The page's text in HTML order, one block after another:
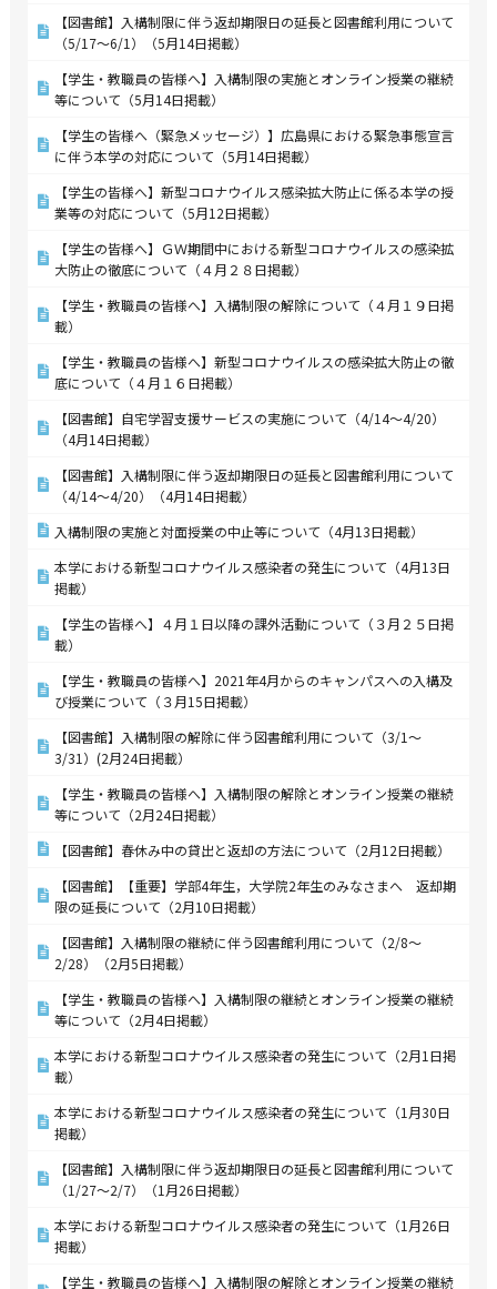
【図書館】入構制限に伴う返却期限日の延長と図書館利用について
（5/17～6/1）（5月14日掲載）
【学生・教職員の皆様へ】入構制限の実施とオンライン授業の継続
等について（5月14日掲載）
【学生の皆様へ（緊急メッセージ）】広島県における緊急事態宣言
に伴う本学の対応について（5月14日掲載）
【学生の皆様へ】新型コロナウイルス感染拡大防止に係る本学の授
業等の対応について（5月12日掲載）
【学生の皆様へ】ＧＷ期間中における新型コロナウイルスの感染拡
大防止の徹底について（４月２８日掲載）
【学生・教職員の皆様へ】入構制限の解除について（４月１９日掲
載）
【学生・教職員の皆様へ】新型コロナウイルスの感染拡大防止の徹
底について（４月１６日掲載）
【図書館】自宅学習支援サービスの実施について（4/14～4/20）
（4月14日掲載）
【図書館】入構制限に伴う返却期限日の延長と図書館利用について
（4/14～4/20）（4月14日掲載）
入構制限の実施と対面授業の中止等について（4月13日掲載）
本学における新型コロナウイルス感染者の発生について（4月13日
掲載）
【学生の皆様へ】４月１日以降の課外活動について（３月２５日掲
載）
【学生・教職員の皆様へ】2021年4月からのキャンパスへの入構及
び授業について（３月15日掲載）
【図書館】入構制限の解除に伴う図書館利用について（3/1～
3/31）(2月24日掲載）
【学生・教職員の皆様へ】入構制限の解除とオンライン授業の継続
等について（2月24日掲載）
【図書館】春休み中の貸出と返却の方法について（2月12日掲載）
【図書館】【重要】学部4年生，大学院2年生のみなさまへ 返却期
限の延長について（2月10日掲載）
【図書館】入構制限の継続に伴う図書館利用について（2/8～
2/28）（2月5日掲載）
【学生・教職員の皆様へ】入構制限の継続とオンライン授業の継続
等について（2月4日掲載）
本学における新型コロナウイルス感染者の発生について（2月1日掲
載）
本学における新型コロナウイルス感染者の発生について（1月30日
掲載）
【図書館】入構制限に伴う返却期限日の延長と図書館利用について
（1/27～2/7）（1月26日掲載）
本学における新型コロナウイルス感染者の発生について（1月26日
掲載）
【学生・教職員の皆様へ】入構制限の解除とオンライン授業の継続